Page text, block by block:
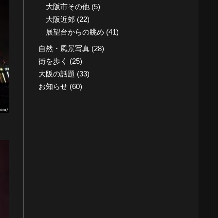
大阪市その他(5)
大阪近郊 (22)
展望台からの眺め (41)
自然・風景写真(28)
街を歩く (25)
大阪の話題 (33)
お知らせ(60)